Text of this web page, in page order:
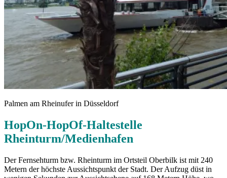
Palmen am Rheinufer in Düsseldorf
HopOn-HopOf-Haltestelle
Rheinturm/Medienhafen
Der Fernsehturm bzw. Rheinturm im Ortsteil Oberbilk ist mit 240
Metern der höchste Aussichtspunkt der Stadt. Der Aufzug düst in